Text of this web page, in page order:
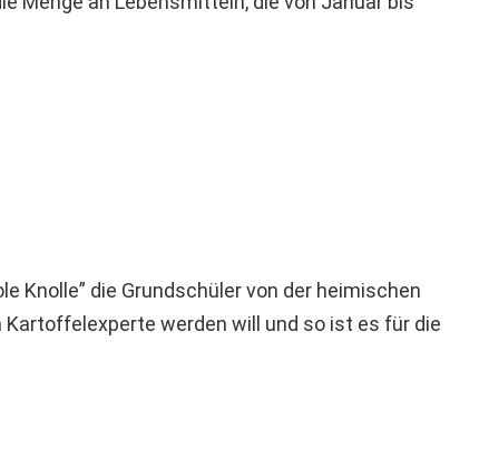
Knolle” die Grundschüler von der heimischen
Kartoffelexperte werden will und so ist es für die